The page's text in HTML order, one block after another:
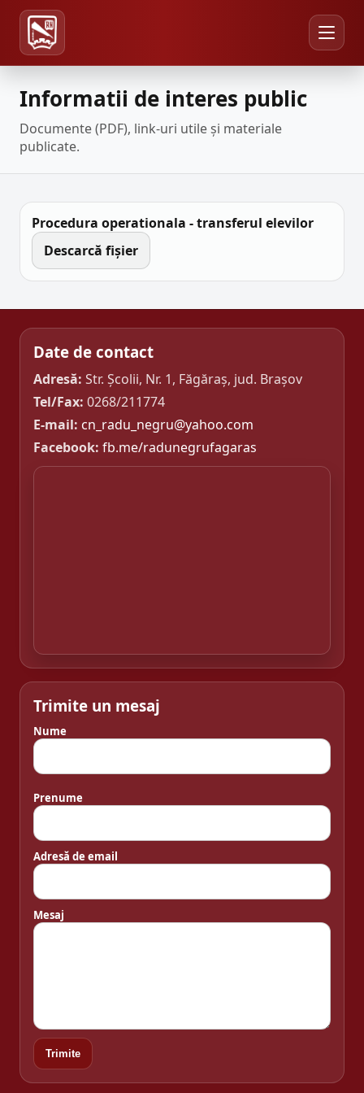
Informatii de interes public
Documente (PDF), link-uri utile și materiale
publicate.
Procedura operationala - transferul elevilor
Descarcă fișier
Date de contact
Adresă: Str. Școlii, Nr. 1, Făgăraș, jud. Brașov
Tel/Fax: 0268/211774
E-mail: cn_radu_negru@yahoo.com
Facebook: fb.me/radunegrufagaras
Trimite un mesaj
Nume
Prenume
Adresă de email
Mesaj
Trimite